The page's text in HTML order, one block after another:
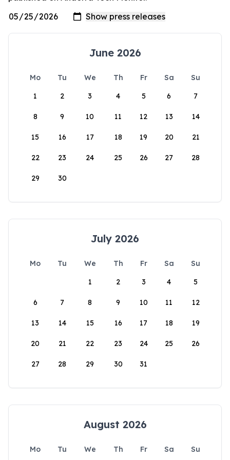
June 2026
Mo Tu We Th Fr Sa
Su
1
2 3 4 5 6 7
8 9 10 11 12 13 14
15 16 17 18 19 20 21
22 23 24 25 26 27 28
29 30
July 2026
Mo Tu We Th Fr Sa
Su
1
2 3 4 5
6 7 8 9 10 11 12
13 14 15 16 17 18 19
20 21 22 23 24 25 26
27 28 29 30 31
August 2026
Mo Tu We Th Fr Sa Su